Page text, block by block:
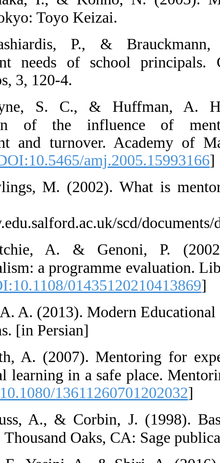
creation.
64. 
development
65.  Payne,
examination
commitment
158-168. [
66. 
http://
67. 
68-78. [
68.  Seif, A. A.
69.  Smith,
professional
291. [
70.  Strauss,
techniques.